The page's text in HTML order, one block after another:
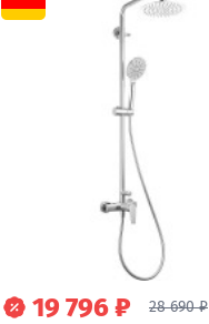
19 796 ₽ 28 690 ₽